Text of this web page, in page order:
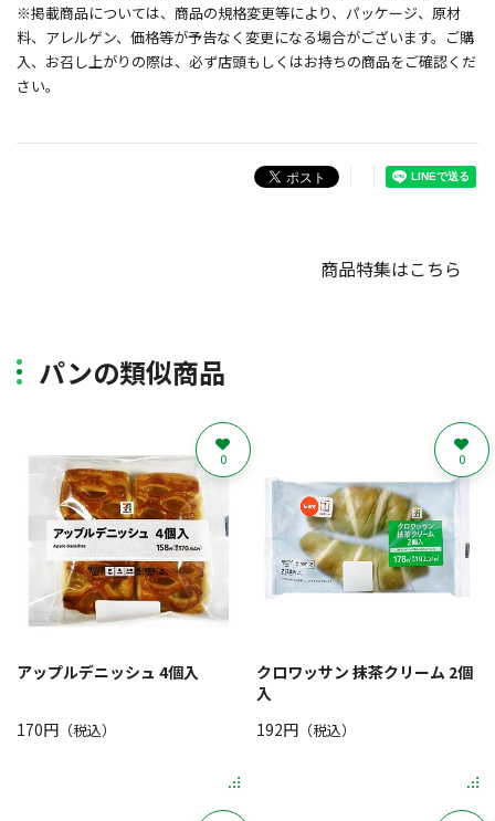
※掲載商品については、商品の規格変更等により、パッケージ、原材
料、アレルゲン、価格等が予告なく変更になる場合がございます。ご購
入、お召し上がりの際は、必ず店頭もしくはお持ちの商品をご確認くだ
さい。
商品特集はこちら
パンの類似商品
アップルデニッシュ 4個入
170円 （税込）
0
クロワッサン 抹茶クリーム 2個
入
192円（税込）
0